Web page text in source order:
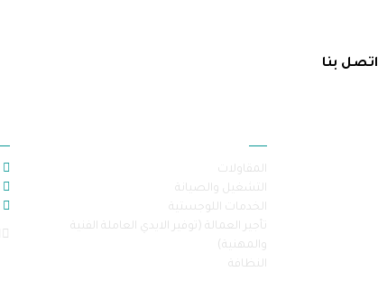
اتصل بنا
المقاولات
التشغيل والصيانة
الخدمات اللوجستية
تأجير العمالة (توفير الايدي العاملة الفنية
والمهنية)
النظافة